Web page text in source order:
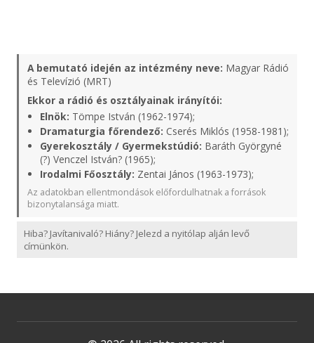
A bemutató idején az intézmény neve: Magyar Rádió
és Televízió (MRT)
Ekkor a rádió és osztályainak irányítói:
Elnök: Tömpe István (1962-1974);
Dramaturgia főrendező: Cserés Miklós (1958-1981);
Gyerekosztály / Gyermekstúdió: Baráth Györgyné
(?) Venczel István? (1965);
Irodalmi Főosztály: Zentai János (1963-1973);
Az adatokban ellentmondások előfordulhatnak a források
bizonytalansága miatt.
Hiba? Javítanivaló? Hiány? Jelezd a nyitólap alján levő
címünkön.